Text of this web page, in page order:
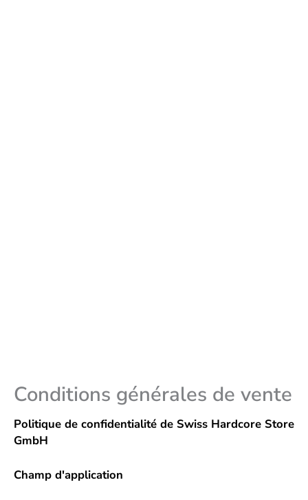
Conditions générales de vente
Politique de confidentialité de Swiss Hardcore Store
GmbH
Champ d'application